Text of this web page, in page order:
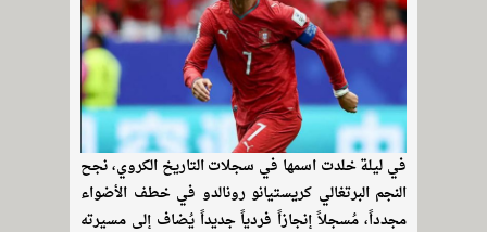
في ليلة خلدت اسمها في سجلات التاريخ الكروي، نجح
النجم البرتغالي كريستيانو رونالدو في خطف الأضواء
مجدداً، مُسجلاً إنجازاً فردياً جديداً يُضاف إلى مسيرته